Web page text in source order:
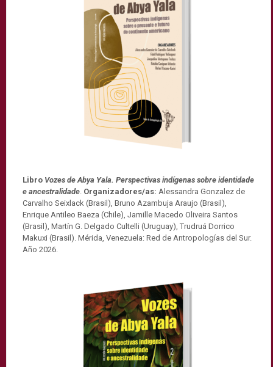
Libro Vozes de Abya Yala. Perspectivas indígenas sobre identidade
e ancestralidade. Organizadores/as: Alessandra Gonzalez de
Carvalho Seixlack (Brasil), Bruno Azambuja Araujo (Brasil),
Enrique Antileo Baeza (Chile), Jamille Macedo Oliveira Santos
(Brasil), Martín G. Delgado Cultelli (Uruguay), Trudruá Dorrico
Makuxi (Brasil). Mérida, Venezuela: Red de Antropologías del Sur.
Año 2026.